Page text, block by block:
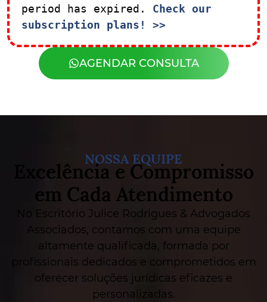
period has expired. Check our
subscription plans! >>
AGENDAR CONSULTA
NOSSA EQUIPE
Excelência e Compromisso
em Cada Atendimento
No Escritório Julice Rodrigues & Advogados
Associados, contamos com uma equipe
altamente qualificada, formada por
profissionais dedicados e comprometidos em
oferecer soluções jurídicas eficazes e
personalizadas.